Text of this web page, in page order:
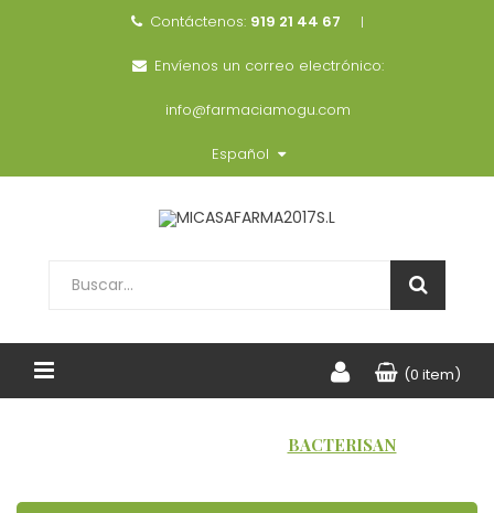
Contáctenos: 919 21 44 67
Envíenos un correo electrónico:
info@farmaciamogu.com
Español
(0 item)
BACTERISAN